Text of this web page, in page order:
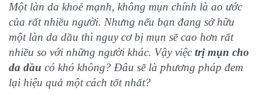
Một làn da khoẻ mạnh, không mụn chính là ao ước
của rất nhiều người. Nhưng nếu bạn đang sở hữu
một làn da dầu thì nguy cơ bị mụn sẽ cao hơn rất
nhiều so với những người khác. Vậy việc trị mụn cho
da dầu có khó không? Đâu sẽ là phương pháp đem
lại hiệu quả một cách tốt nhất?